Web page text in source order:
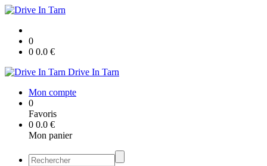
0
0 0.0 €
Drive In Tarn
Mon compte
0
Favoris
0 0.0 €
Mon panier